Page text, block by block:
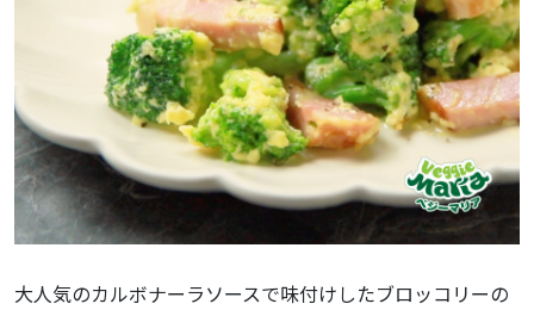
大人気のカルボナーラソースで味付けしたブロッコリーの